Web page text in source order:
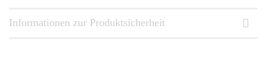
Informationen zur Produktsicherheit